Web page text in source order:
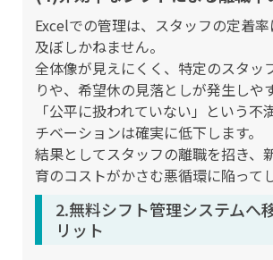
Excelでの管理は、スタッフの定着
及ぼしかねません。
全体像が見えにくく、特定のスタッ
りや、希望休の見落としが発生しや
「公平に扱われていない」という不
チベーションは確実に低下します。
結果としてスタッフの離職を招き、
育のコストがかさむ悪循環に陥って
2.無料シフト管理システムへ
リット